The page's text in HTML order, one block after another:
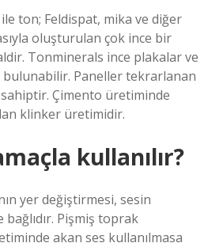
ton; Feldispat, mika ve diğer
oluşturulan çok ince bir
Tonminerals ince plakalar ve
Paneller tekrarlanan
Çimento üretiminde
klinker üretimidir.
kullanılır?
yer değiştirmesi, sesin
Pişmiş toprak
akan ses kullanılmasa